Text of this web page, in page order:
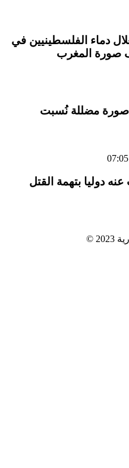
دماء الفلسطينيين في
صورة المغرب
مضللة نُسبت
دوليا بتهمة القتل
©